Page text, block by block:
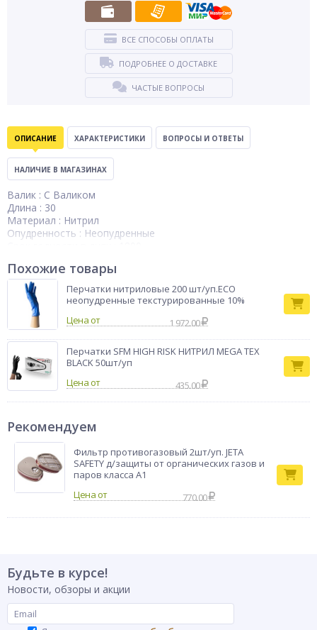
ВСЕ СПОСОБЫ ОПЛАТЫ
ПОДРОБНЕЕ О ДОСТАВКЕ
ЧАСТЫЕ ВОПРОСЫ
ОПИСАНИЕ ХАРАКТЕРИСТИКИ ВОПРОСЫ И ОТВЕТЫ
НАЛИЧИЕ В МАГАЗИНАХ
Валик : С Валиком
Длина : 30
Материал : Нитрил
Опудренность : Неопудренные
Страна производства : Германия
Тип : Смотровые
Похожие товары
Перчатки нитриловые 200 шт/уп.ECO
неопудренные текстурированные 10%
Цена от
1 972.00
Перчатки SFM HIGH RISK НИТРИЛ MEGA TEX
BLACK 50шт/уп
Цена от
435.00
Рекомендуем
Фильтр противогазовый 2шт/уп. JETA
SAFETY д/защиты от органических газов и
паров класса А1
770.00
Будьте в курсе!
Новости, обзоры и акции